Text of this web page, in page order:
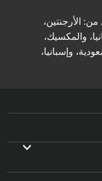
الأرجنتين،
والمكسيك،
وإسبانيا،